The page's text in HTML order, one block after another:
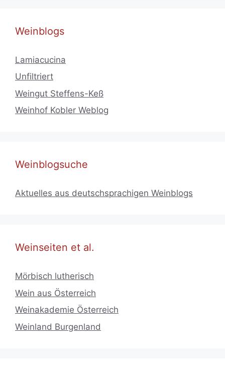
Weinblogs
Lamiacucina
Unfiltriert
Weingut Steffens-Keß
Weinhof Kobler Weblog
Weinblogsuche
Aktuelles aus deutschsprachigen Weinblogs
Weinseiten et al.
Mörbisch lutherisch
Wein aus Österreich
Weinakademie Österreich
Weinland Burgenland